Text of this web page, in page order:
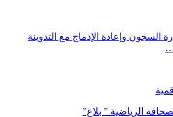
السجون وإعادة الإدماج مع التدوينة
الرياضية ” بلاغ”